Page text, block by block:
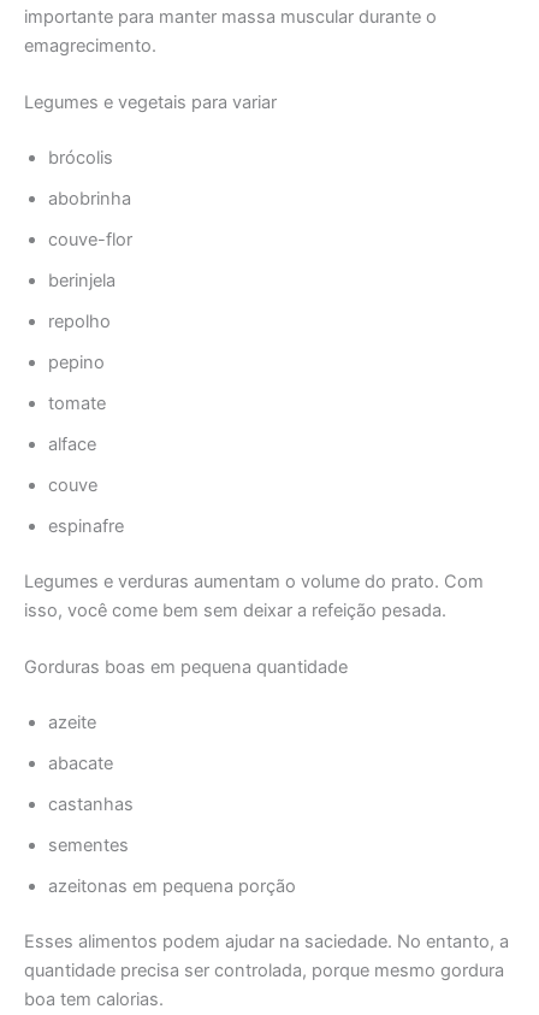
importante para manter massa muscular durante o
emagrecimento.
Legumes e vegetais para variar
brócolis
abobrinha
couve-flor
berinjela
repolho
pepino
tomate
alface
couve
espinafre
Legumes e verduras aumentam o volume do prato. Com
isso, você come bem sem deixar a refeição pesada.
Gorduras boas em pequena quantidade
azeite
abacate
castanhas
sementes
azeitonas em pequena porção
Esses alimentos podem ajudar na saciedade. No entanto, a
quantidade precisa ser controlada, porque mesmo gordura
boa tem calorias.